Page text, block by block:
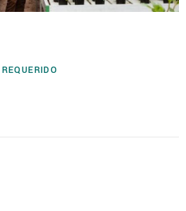
REQUERIDO